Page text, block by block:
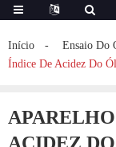
Início Ensaio Do
Índice De Acidez Do